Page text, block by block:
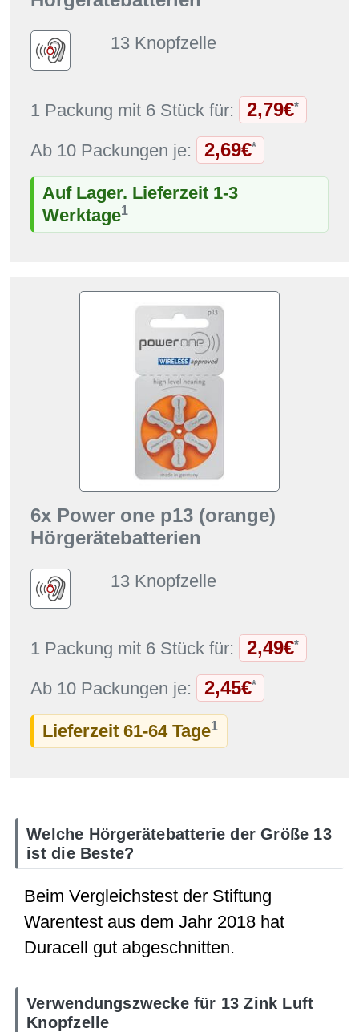
13 Knopfzelle
1 Packung mit 6 Stück für: 2,79€*
Ab 10 Packungen je: 2,69€*
Auf Lager. Lieferzeit 1-3
Werktage1
6x Power one p13 (orange)
Hörgerätebatterien
13 Knopfzelle
1 Packung mit 6 Stück für: 2,49€*
Ab 10 Packungen je: 2,45€*
Lieferzeit 61-64 Tage1
Welche Hörgerätebatterie der Größe 13
ist die Beste?
Beim Vergleichstest der Stiftung
Warentest aus dem Jahr 2018 hat
Duracell gut abgeschnitten.
Verwendungszwecke für 13 Zink Luft
Knopfzelle